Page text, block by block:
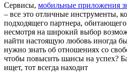
Сервисы, мобильные приложения
– все это отличные инструменты,
подходящего партнера,
несмотря на широкий выбор
найти настоящую любовь иногда
нужно знать об отношениях со
чтобы повысить шансы на успех?
ищет, тот всегда находит